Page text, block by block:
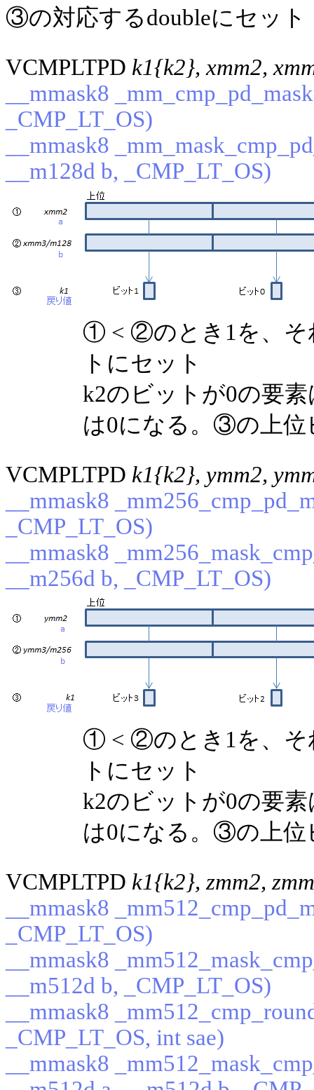
③の対応するdoubleにセット
VCMPLTPD k1{k2}, xmm2,
__mmask8
_CMP_LT_OS)
__mmask8
__m128d b, _CMP_LT_OS)
① < ②のとき1を、そ
トにセット
k2のビットが0の要
は0になる。③の上位
VCMPLTPD k1{k2}, ymm2,
__mmask8
_CMP_LT_OS)
__mmask8
__m256d b, _CMP_LT_OS)
① < ②のとき1を、そ
トにセット
k2のビットが0の要
は0になる。③の上位
VCMPLTPD k1{k2}, zmm2,
__mmask8
_CMP_LT_OS)
__mmask8
__m512d b, _CMP_LT_OS)
__mmask8
_CMP_LT_OS, int sae)
__mmask8